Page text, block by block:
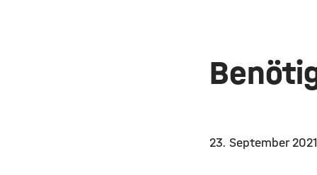
23. September 2021